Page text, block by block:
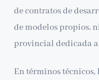
de contratos de
de modelos propios,
provincial dedicada
En términos